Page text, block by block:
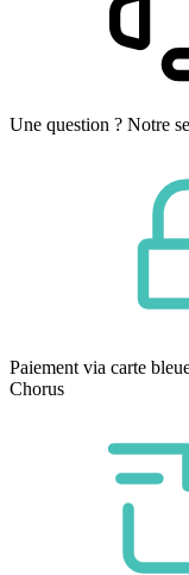
Une question ? Notre
Paiement via carte
Chorus